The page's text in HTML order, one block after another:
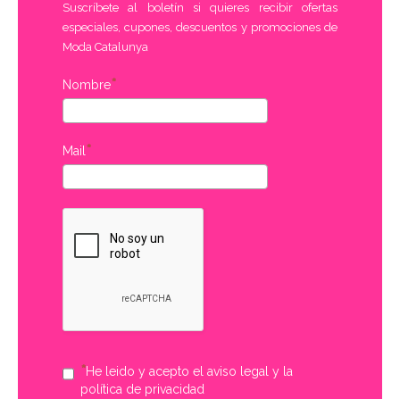
Suscríbete al boletín si quieres recibir ofertas
especiales, cupones, descuentos y promociones de
Moda Catalunya
Nombre
Mail
He leido y acepto el aviso legal y la
política de privacidad